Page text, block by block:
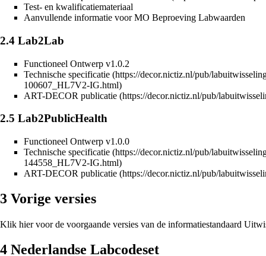
Test- en kwalificatiemateriaal
Aanvullende informatie voor MO Beproeving Labwaarden
2.4 Lab2Lab
Functioneel Ontwerp v1.0.2
Technische specificatie
ART-DECOR publicatie
2.5 Lab2PublicHealth
Functioneel Ontwerp v1.0.0
Technische specificatie
ART-DECOR publicatie
3 Vorige versies
Klik hiervoor de voorgaande versies van de informatiestandaard
4 Nederlandse Labcodeset